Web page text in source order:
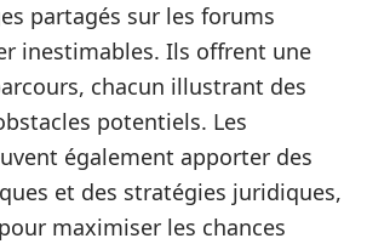
partagés sur les forums
inestimables. Ils offrent une
chacun illustrant des
potentiels. Les
également apporter des
et des stratégies juridiques,
maximiser les chances